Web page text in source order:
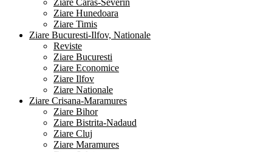
Ziare Caras-Severin
Ziare Hunedoara
Ziare Timis
Ziare Bucuresti-Ilfov, Nationale
Reviste
Ziare Bucuresti
Ziare Economice
Ziare Ilfov
Ziare Nationale
Ziare Crisana-Maramures
Ziare Bihor
Ziare Bistrita-Nadaud
Ziare Cluj
Ziare Maramures